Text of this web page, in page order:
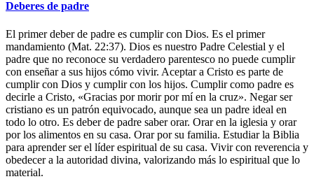
Deberes de padre
El primer deber de padre es cumplir con Dios. Es el primer
mandamiento (Mat. 22:37). Dios es nuestro Padre Celestial y el
padre que no reconoce su verdadero parentesco no puede cumplir
con enseñar a sus hijos cómo vivir. Aceptar a Cristo es parte de
cumplir con Dios y cumplir con los hijos. Cumplir como padre es
decirle a Cristo, «Gracias por morir por mí en la cruz». Negar ser
cristiano es un patrón equivocado, aunque sea un padre ideal en
todo lo otro. Es deber de padre saber orar. Orar en la iglesia y orar
por los alimentos en su casa. Orar por su familia. Estudiar la Biblia
para aprender ser el líder espiritual de su casa. Vivir con reverencia y
obedecer a la autoridad divina, valorizando más lo espiritual que lo
material.